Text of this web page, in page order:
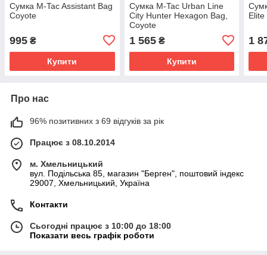
Сумка M-Tac Assistant Bag
Coyote
995 ₴
Купити
Cумка M-Tac Urban Line
City Hunter Hexagon Bag,
Coyote
1 565₴
Купити
1
Про нас
96% позитивних з 69 відгуків за рік
Працює з 08.10.2014
м. Хмельницький
вул. Подільська 85, магазин "Берген", поштовий індекс
29007, Хмельницький, Україна
Контакти
Сьогодні працює з 10:00 до 18:00
Показати весь графік роботи